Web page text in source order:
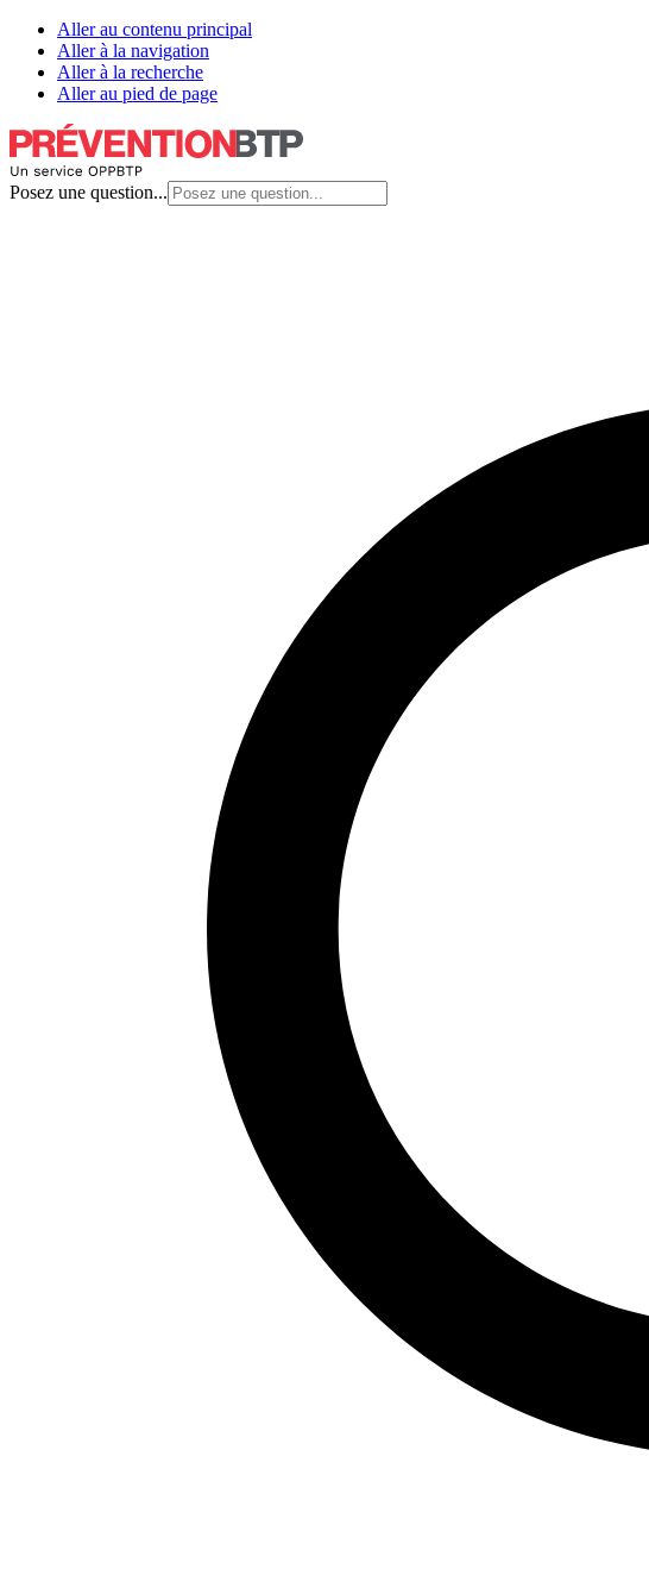
Aller au contenu principal
Aller à la navigation
Aller à la recherche
Aller au pied de page
Posez une question...